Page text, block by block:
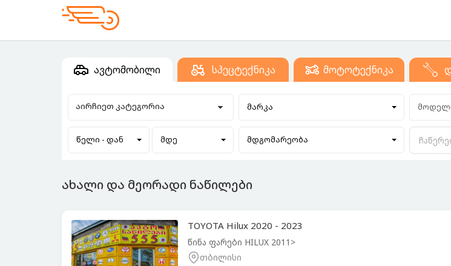
ავტომობილი სპეცტექნიკა მოტოტექნიკა
აირჩიეთ კატეგორია მარკა
წელი - დან მდე მდგომარეობა
ახალი და მეორადი ნაწილები
TOYOTA Hilux 2020 - 2023
წინა ფარები HILUX 2011>
თბილისი